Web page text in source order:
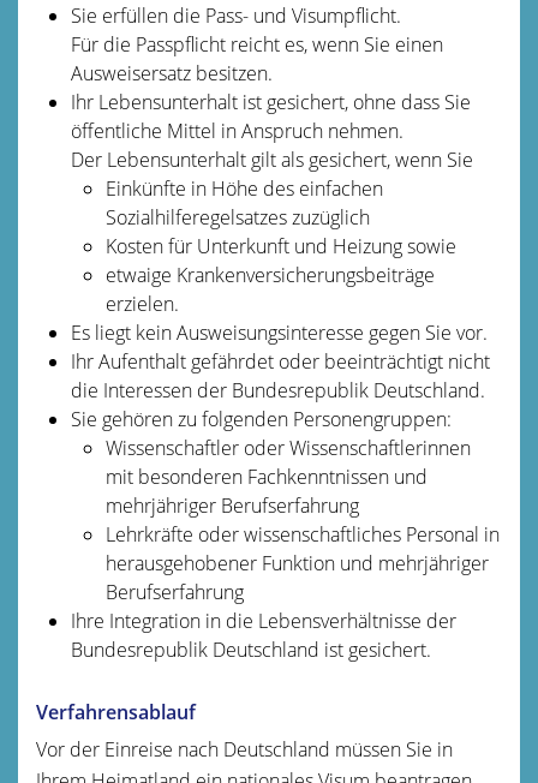
Sie erfüllen die Pass- und Visumpflicht.
Für die Passpflicht reicht es, wenn Sie einen
Ausweisersatz besitzen.
Ihr Lebensunterhalt ist gesichert, ohne dass Sie
öffentliche Mittel in Anspruch nehmen.
Der Lebensunterhalt gilt als gesichert, wenn Sie
Einkünfte in Höhe des einfachen
Sozialhilferegelsatzeszuzüglich
Kosten für Unterkunft und Heizung sowie
etwaige Krankenversicherungsbeiträge
erzielen.
Es liegt kein Ausweisungsinteresse gegen Sie vor.
Ihr Aufenthalt gefährdet oder beeinträchtigt nicht
die Interessen der Bundesrepublik Deutschland.
Sie gehören zu folgenden Personengruppen:
Wissenschaftler oder Wissenschaftlerinnen
mit besonderen Fachkenntnissen und
mehrjähriger Berufserfahrung
Lehrkräfte oder wissenschaftliches Personal in
herausgehobener Funktion und mehrjähriger
Berufserfahrung
Ihre Integration in die Lebensverhältnisse der
Bundesrepublik Deutschland ist gesichert.
Verfahrensablauf
Vor der Einreise nach Deutschland müssen Sie in